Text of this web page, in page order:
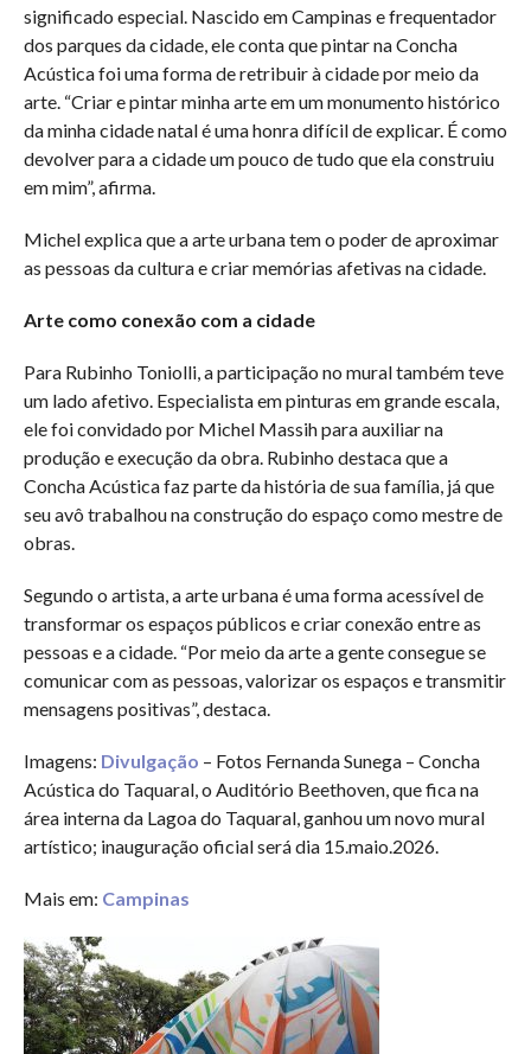
significado especial. Nascido em Campinas e frequentador
dos parques da cidade, ele conta que pintar na Concha
Acústica foi uma forma de retribuir à cidade por meio da
arte. “Criar e pintar minha arte em um monumento histórico
da minha cidade natal é uma honra difícil de explicar. É como
devolver para a cidade um pouco de tudo que ela construiu
em mim”, afirma.
Michel explica que a arte urbana tem o poder de aproximar
as pessoas da cultura e criar memórias afetivas na cidade.
Arte como conexão com a cidade
Para Rubinho Toniolli, a participação no mural também teve
um lado afetivo. Especialista em pinturas em grande escala,
ele foi convidado por Michel Massih para auxiliar na
produção e execução da obra. Rubinho destaca que a
Concha Acústica faz parte da história de sua família, já que
seu avô trabalhou na construção do espaço como mestre de
obras.
Segundo o artista, a arte urbana é uma forma acessível de
transformar os espaços públicos e criar conexão entre as
pessoas e a cidade. “Por meio da arte a gente consegue se
comunicar com as pessoas, valorizar os espaços e transmitir
mensagens positivas”, destaca.
Imagens: Divulgação – Fotos Fernanda Sunega – Concha
Acústica do Taquaral, o Auditório Beethoven, que fica na
área interna da Lagoa do Taquaral, ganhou um novo mural
artístico; inauguração oficial será dia 15.maio.2026.
Mais em: Campinas